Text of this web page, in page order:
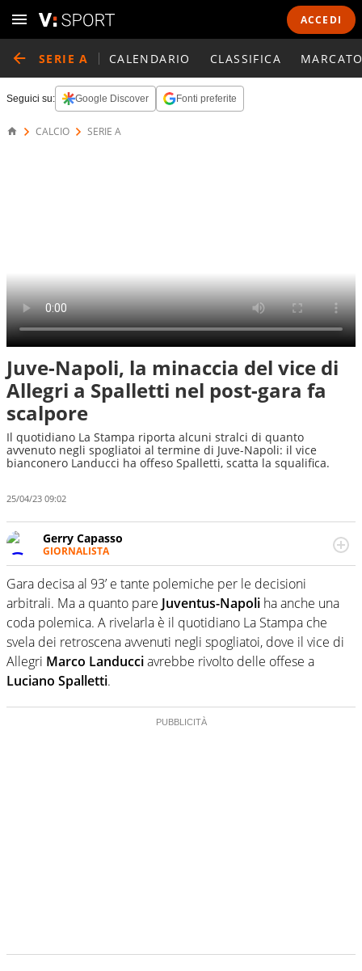
ACCEDI
SERIE A CALENDARIO CLASSIFICA
Seguici su: Google Discover Fonti preferite
CALCIO SERIE A
Juve-Napoli, la minaccia del vice di
Allegri a Spalletti nel post-gara fa
scalpore
Il quotidiano La Stampa riporta alcuni stralci di quanto
avvenuto negli spogliatoi al termine di Juve-Napoli: il vice
bianconero Landucci ha offeso Spalletti, scatta la squalifica.
25/04/23 09:02
Gerry Capasso
GIORNALISTA
Per lui gli sport americani non hanno segreti: basket,
football, baseball e la capacità innata di trovare la notizia
dove altri non vedono granché
Gara decisa al 93’ e tante polemiche per le decisioni
arbitrali. Ma a quanto pare Juventus-Napoli ha anche una
coda polemica. A rivelarla è il quotidiano La Stampa che
svela dei retroscena avvenuti negli spogliatoi, dove il vice di
Allegri Marco Landucciavrebbe rivolto delle offese a
Luciano Spalletti.